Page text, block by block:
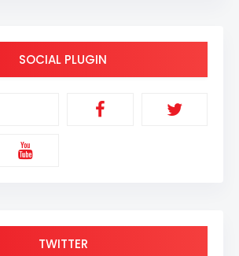
SOCIAL PLUGIN
TWITTER